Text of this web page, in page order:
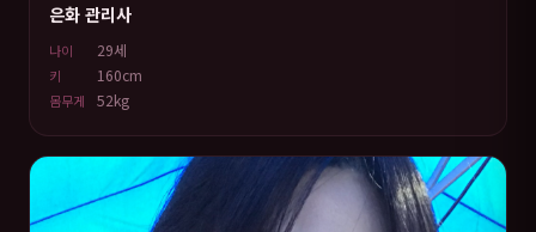
은화 관리사
나이 29세
키 160cm
몸무게 52kg